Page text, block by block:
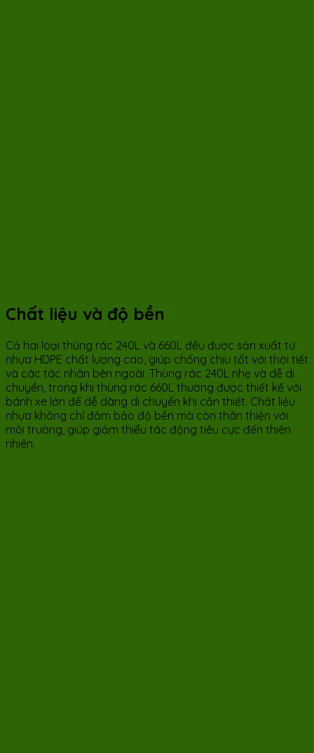
Chất liệu và độ bền
Cả hai loại thùng rác 240L và 660L đều được sản xuất từ
nhựa HDPE chất lượng cao, giúp chống chịu tốt với thời tiết
và các tác nhân bên ngoài. Thùng rác 240L nhẹ và dễ di
chuyển, trong khi thùng rác 660L thường được thiết kế với
bánh xe lớn để dễ dàng di chuyển khi cần thiết. Chất liệu
nhựa không chỉ đảm bảo độ bền mà còn thân thiện với
môi trường, giúp giảm thiểu tác động tiêu cực đến thiên
nhiên.